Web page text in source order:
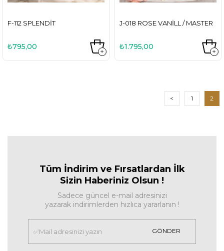
F-112 SPLENDIT
₺795,00
J-018 ROSE VANILL / MASTER
₺1.795,00
< 1 2
Tüm İndirim ve Fırsatlardan İlk
Sizin Haberiniz Olsun !
Sadece güncel e-mail adresinizi
yazarak indirimlerden hızlıca yararlanın !
GÖNDER